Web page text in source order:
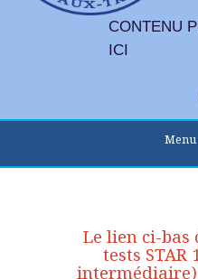
CONTENU
ICI
Le lien ci-bas
tests
intermédiaire)